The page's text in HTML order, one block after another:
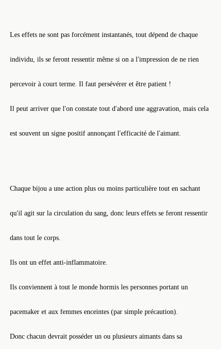
Les effets ne sont pas forcément instantanés, tout dépend de chaque
individu, ils se feront ressentir même si on a l'impression de ne rien
percevoir à court terme. Il faut persévérer et être patient !
Il peut arriver que l'on constate tout d'abord une aggravation, mais cela
est souvent un signe positif annonçant l'efficacité de l'aimant.
Chaque bijou a une action plus ou moins particulière tout en sachant
qu'il agit sur la circulation du sang, donc leurs effets se feront ressentir
dans tout le corps.
Ils ont un effet anti-inflammatoire.
Ils conviennent à tout le monde hormis les personnes portant un
pacemaker et aux femmes enceintes (par simple précaution).
Donc chacun devrait posséder un ou plusieurs aimants dans sa